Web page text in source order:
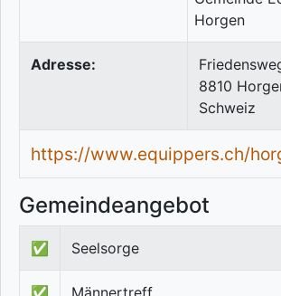
Adresse:
8810
Schweiz
https://www.equippers.ch/
Gemeindeangebot
✅ Seelsorge